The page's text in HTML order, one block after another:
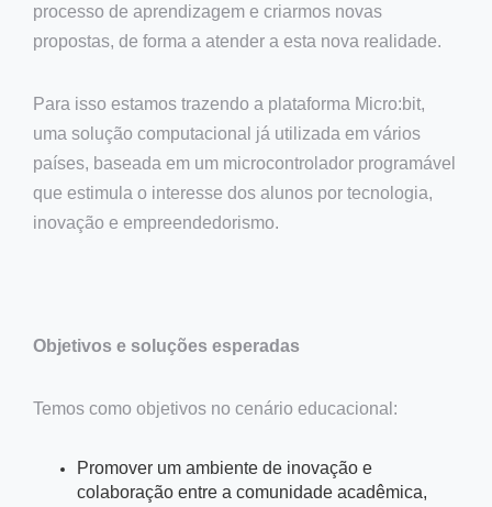
processo de aprendizagem e criarmos novas
propostas, de forma a atender a esta nova realidade.
Para isso estamos trazendo a plataforma Micro:bit,
uma solução computacional já utilizada em vários
países, baseada em um microcontrolador programável
que estimula o interesse dos alunos por tecnologia,
inovação e empreendedorismo.
Objetivos e soluções esperadas
Temos como objetivos no cenário educacional:
Promover um ambiente de inovação e
colaboração entre a comunidade acadêmica,